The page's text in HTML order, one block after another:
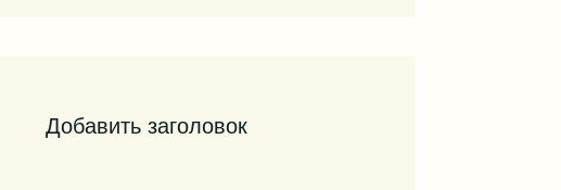
Добавить заголовок